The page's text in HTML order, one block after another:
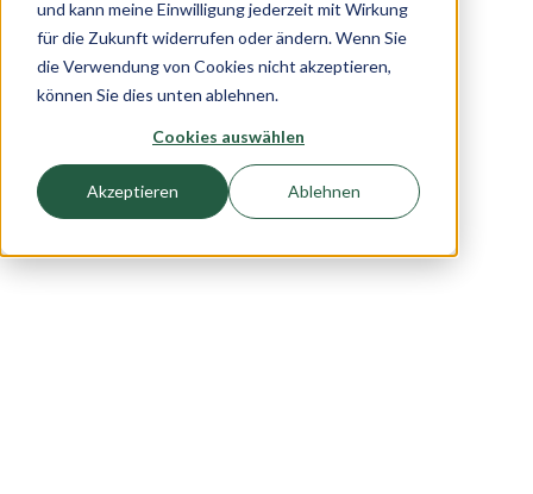
und kann meine Einwilligung jederzeit mit Wirkung
für die Zukunft widerrufen oder ändern. Wenn Sie
die Verwendung von Cookies nicht akzeptieren,
können Sie dies unten ablehnen.
Cookies auswählen
Akzeptieren Ablehnen